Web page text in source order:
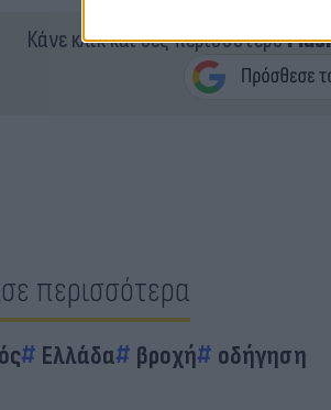
Κάνε κλικ και δες περισσότερο
περισσότερα
Ελλάδα βροχή οδήγηση